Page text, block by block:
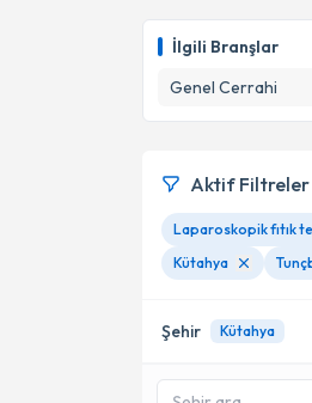
İlgili Branşlar
Genel Cerrahi
Aktif Filtreler
Laparoskopik fıtık
Kütahya
Şehir Kütahya